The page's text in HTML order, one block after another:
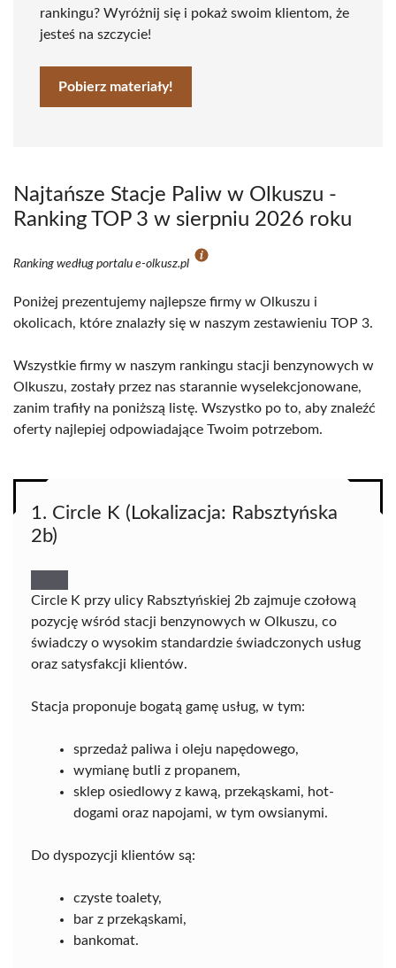
rankingu? Wyróżnij się i pokaż swoim klientom, że
jesteś na szczycie!
Pobierz materiały!
Najtańsze Stacje Paliw w Olkuszu -
Ranking TOP 3 w sierpniu 2026 roku
Ranking według portalu e-olkusz.pl
Poniżej prezentujemy najlepsze firmy w Olkuszu i
okolicach, które znalazły się w naszym zestawieniu TOP 3.
Wszystkie firmy w naszym rankingu stacji benzynowych w
Olkuszu, zostały przez nas starannie wyselekcjonowane,
zanim trafiły na poniższą listę. Wszystko po to, aby znaleźć
oferty najlepiej odpowiadające Twoim potrzebom.
1. Circle K (Lokalizacja: Rabsztyńska
2b)
Circle K przy ulicy Rabsztyńskiej 2b zajmuje czołową
pozycję wśród stacji benzynowych w Olkuszu, co
świadczy o wysokim standardzie świadczonych usług
oraz satysfakcji klientów.
Stacja proponuje bogatą gamę usług, w tym:
sprzedaż paliwa i oleju napędowego,
wymianę butli z propanem,
sklep osiedlowy z kawą, przekąskami, hot-
dogami oraz napojami, w tym owsianymi.
Do dyspozycji klientów są:
czyste toalety,
bar z przekąskami,
bankomat.